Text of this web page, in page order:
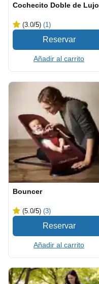
Cochecito Doble de Lujo
(3.0/5) (1)
Añadir al carrito
Bouncer
(5.0/5) (3)
Añadir al carrito